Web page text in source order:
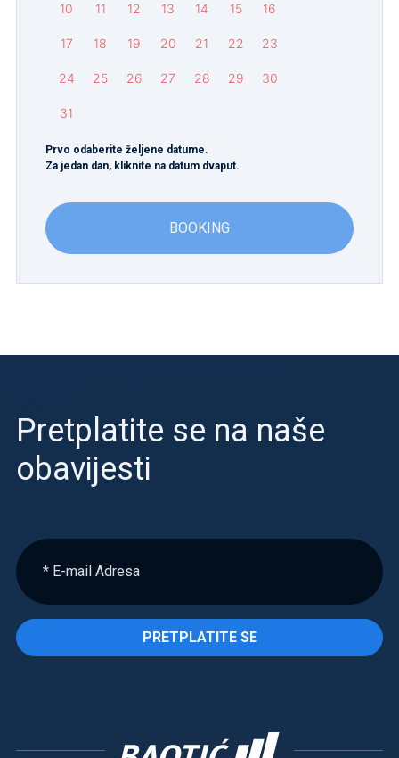
10 11 12 13 14 15 16
17 18 19 20 21 22 23
24 25 26 27 28 29 30
31
Prvo odaberite željene datume.
Za jedan dan, kliknite na datum dvaput.
BOOKING
Pretplatite se na naše
obavijesti
PRETPLATITE SE